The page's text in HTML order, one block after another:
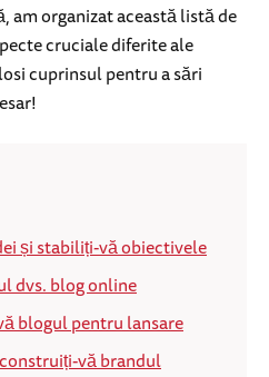
am organizat această listă de
cruciale diferite ale
cuprinsul pentru a sări
și stabiliți-vă obiectivele
dvs. blog online
blogul pentru lansare
vă brandul